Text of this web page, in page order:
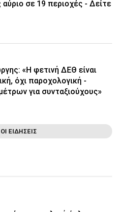
αύριο σε 19 περιοχές - Δείτε
«Η φετινή ΔΕΘ είναι
όχι παροχολογική -
για συνταξιούχους»
ΕΙΔΗΣΕΙΣ